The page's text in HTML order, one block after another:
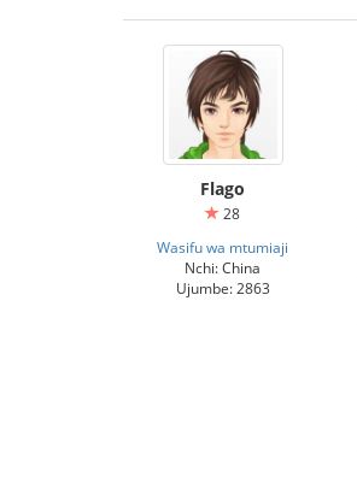
Flago
28
Wasifu wa mtumiaji
Nchi: China
Ujumbe: 2863